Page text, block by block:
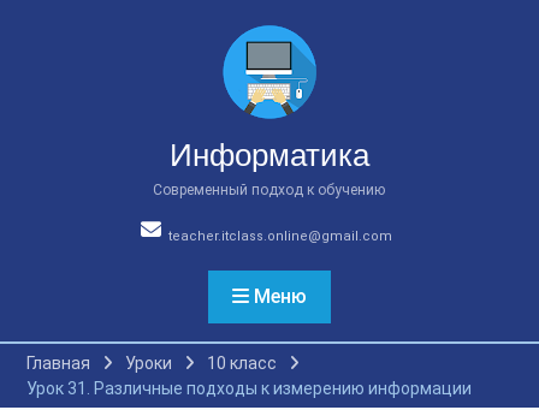
Информатика
Современный подход к обучению
teacher.itclass.online@gmail.com
Меню
Главная Уроки
10 класс
Урок 31. Различные подходы к измерению информации